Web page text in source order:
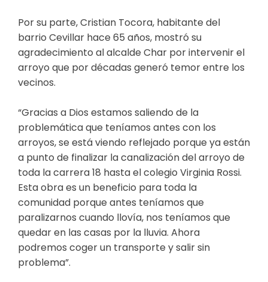
Por su parte, Cristian Tocora, habitante del
barrio Cevillar hace 65 años, mostró su
agradecimiento al alcalde Char por intervenir el
arroyo que por décadas generó temor entre los
vecinos.
“Gracias a Dios estamos saliendo de la
problemática que teníamos antes con los
arroyos, se está viendo reflejado porque ya están
a punto de finalizar la canalización del arroyo de
toda la carrera 18 hasta el colegio Virginia Rossi.
Esta obra es un beneficio para toda la
comunidad porque antes teníamos que
paralizarnos cuando llovía, nos teníamos que
quedar en las casas por la lluvia. Ahora
podremos coger un transporte y salir sin
problema”.